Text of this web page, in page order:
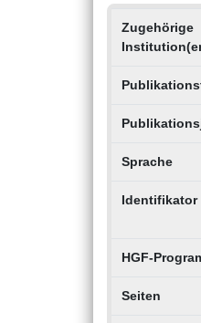
Zugehörige
Sprache
Identifikator
HGF-
Seiten